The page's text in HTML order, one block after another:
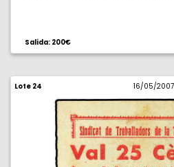
Salida: 200€
Lote 24 16/05/2007